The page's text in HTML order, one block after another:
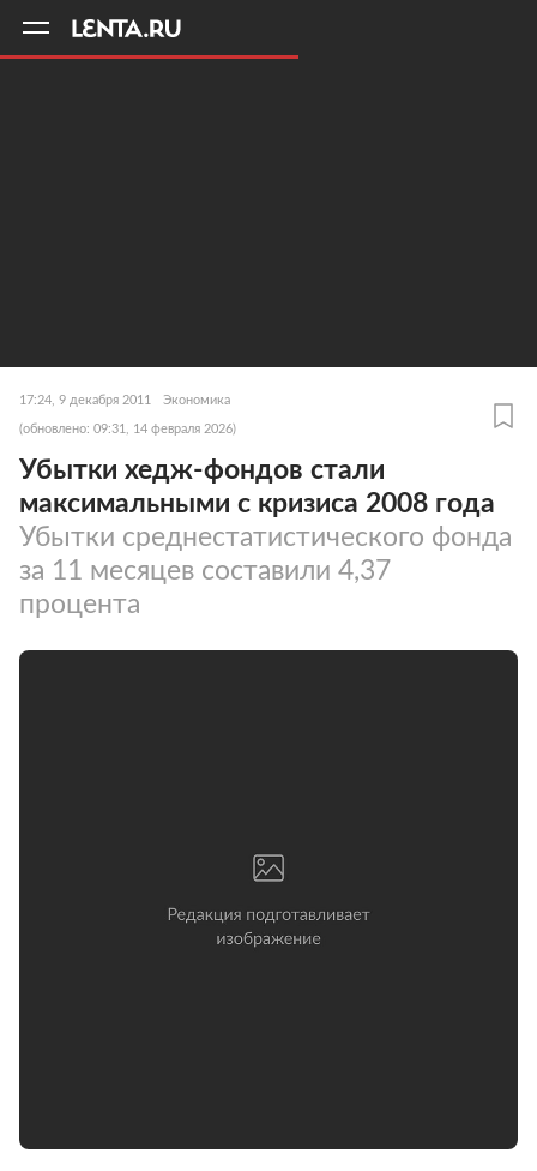
17:24, 9 декабря 2011 Экономика
(обновлено: 09:31, 14 февраля 2026)
Убытки хедж-фондов стали
максимальными с кризиса 2008 года
Убытки среднестатистического фонда
за 11 месяцев составили 4,37
процента